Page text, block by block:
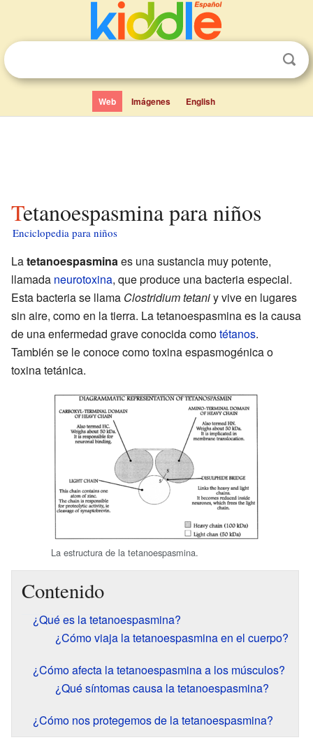
Web Imágenes English
Tetanoespasmina para niños
Enciclopedia para niños
Latetanoespasminaes una sustancia muy potente,
llamada neurotoxina, que produce una bacteria especial.
Esta bacteria se llama Clostridium tetaniy vive en lugares
sin aire, como en la tierra. La tetanoespasmina es la causa
de una enfermedad grave conocida comotétanos.
También se le conoce como toxina espasmogénica o
toxina tetánica.
La estructura de la tetanoespasmina.
Contenido
¿Qué es la tetanoespasmina?
¿Cómo viaja la tetanoespasmina en el cuerpo?
¿Cómo afecta la tetanoespasmina a los músculos?
¿Qué síntomas causa la tetanoespasmina?
¿Cómo nos protegemos de la tetanoespasmina?